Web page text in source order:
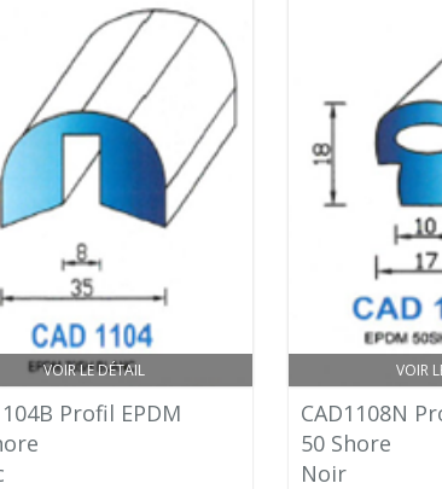
VOIR LE DÉTAIL
Profil EPDM
VOIR
CAD1108N
50 Shore
Noir